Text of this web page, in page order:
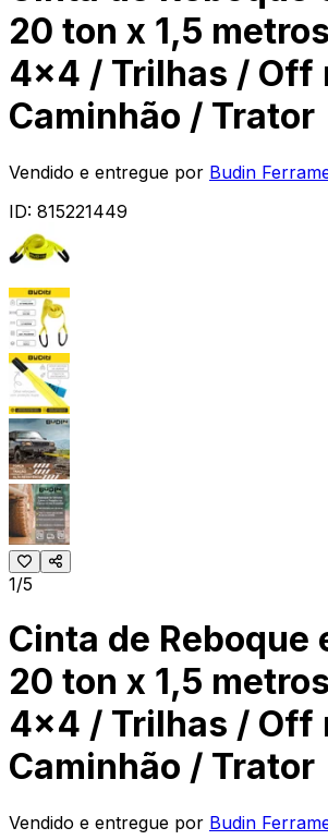
20 ton x 1,5
4x4 / Trilhas / Off
Caminhão / Trator
Vendido e entregue por Budin
ID: 815221449
1/5
Cinta de Reboque
20 ton x 1,5
4x4 / Trilhas / Off
Caminhão / Trator
Vendido e entregue por Budin